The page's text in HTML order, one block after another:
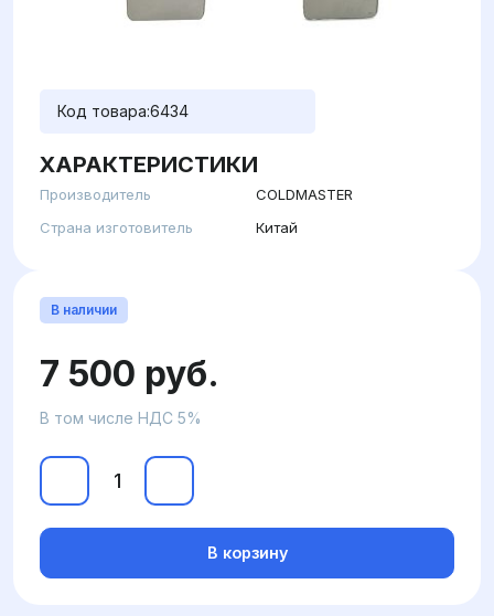
Код товара:6434
ХАРАКТЕРИСТИКИ
Производитель
COLDMASTER
Страна изготовитель
Китай
В наличии
7 500 руб.
В том числе НДС 5%
В корзину